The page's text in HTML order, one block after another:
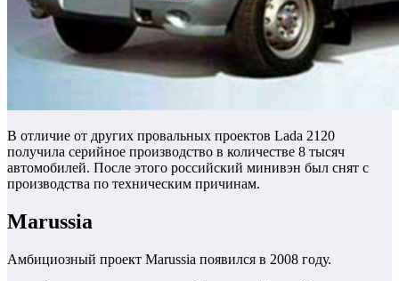
В отличие от других провальных проектов Lada 2120
получила серийное производство в количестве 8 тысяч
автомобилей. После этого российский минивэн был снят с
производства по техническим причинам.
Marussia
Амбициозный проект Marussia появился в 2008 году.